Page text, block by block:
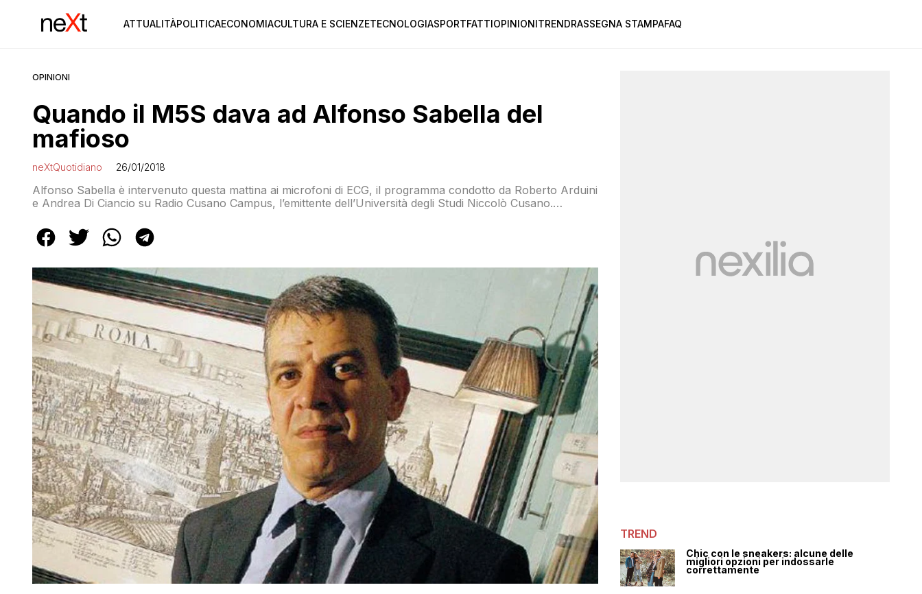
ATTUALITÀPOLITICAECONOMIACULTURA E SCIENZETECNOLOGIASPORTFATTIOPINIONITRENDRASSEGNA STAMPAFAQ
OPINIONI
Quando il M5S dava ad Alfonso Sabella del
mafioso
neXtQuotidiano 26/01/2018
Alfonso Sabella è intervenuto questa mattina ai microfoni di ECG, il programma condotto da Roberto Arduini
e Andrea Di Ciancio su Radio Cusano Campus, l’emittente dell’Università degli Studi Niccolò Cusano.
“Non sono sorpreso di […]
TREND
Chic con le sneakers: alcune delle
migliori opzioni per indossarle
correttamente